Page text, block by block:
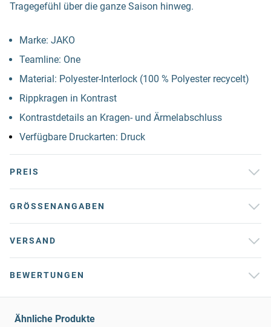
Tragegefühl über die ganze Saison hinweg.
Marke: JAKO
Teamline: One
Material: Polyester-Interlock (100 % Polyester recycelt)
Rippkragen in Kontrast
Kontrastdetails an Kragen- und Ärmelabschluss
Verfügbare Druckarten: Druck
PREIS
GRÖSSENANGABEN
VERSAND
BEWERTUNGEN
Ähnliche Produkte